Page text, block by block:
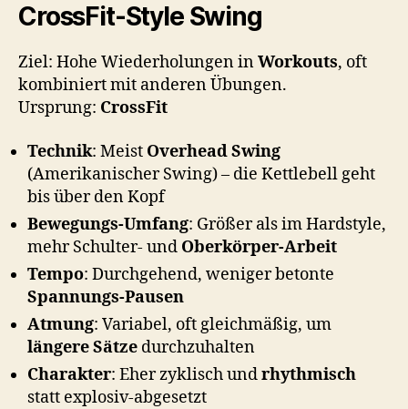
CrossFit-Style Swing
Ziel: Hohe Wiederholungen inWorkouts, oft
kombiniert mit anderen Übungen.
Ursprung: CrossFit
Technik: Meist Overhead Swing
(Amerikanischer Swing) – die Kettlebell geht
bis über den Kopf
Bewegungs-Umfang: Größer als im Hardstyle,
mehr Schulter- und Oberkörper-Arbeit
Tempo: Durchgehend, weniger betonte
Spannungs-Pausen
Atmung: Variabel, oft gleichmäßig, um
längere Sätze durchzuhalten
Charakter: Eher zyklisch undrhythmisch
statt explosiv-abgesetzt